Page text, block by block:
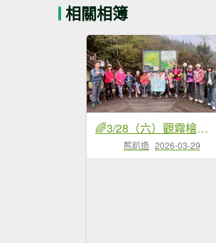
相關相簿
🌈3/28（六）觀霧檜山巨山步道×瀑布步道✨FB：熊熊趴爬走🌈
熊趴造 2026-03-29